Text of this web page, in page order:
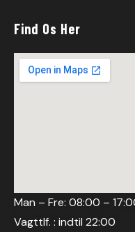
Find Os Her
Man – Fre: 08:00 –
Vagttlf. : indtil 22:00